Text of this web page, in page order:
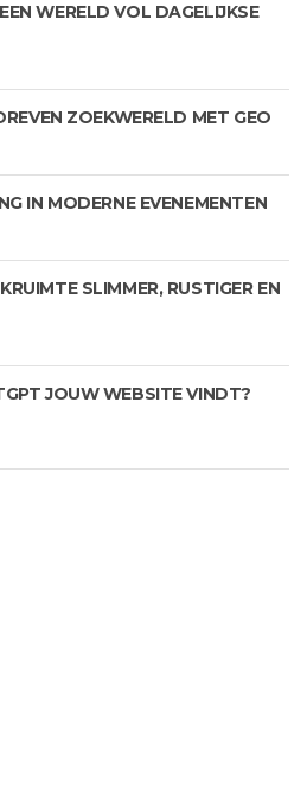
WERELD VOL DAGELIJKSE
ZOEKWERELD MET GEO
IN MODERNE EVENEMENTEN
SLIMMER, RUSTIGER EN
JOUW WEBSITE VINDT?